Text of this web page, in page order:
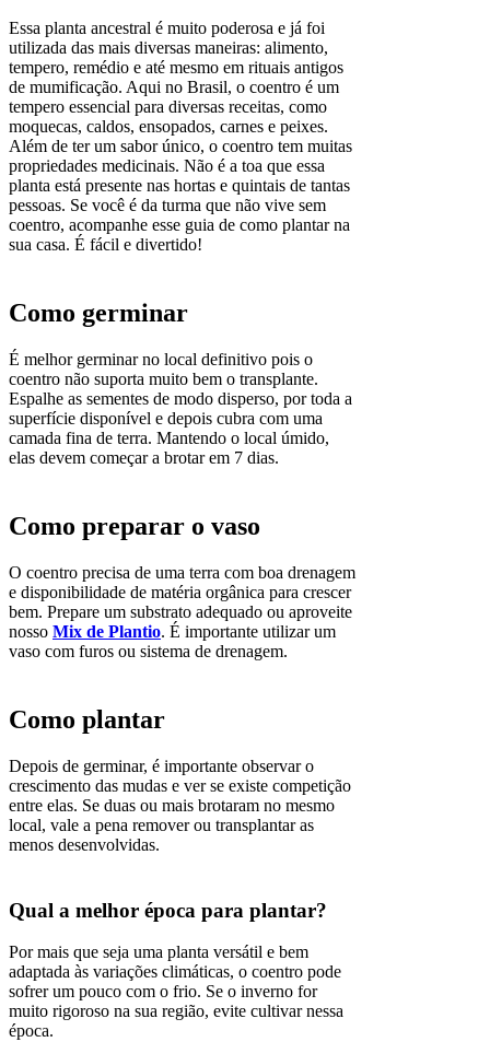
Essa planta ancestral é muito poderosa e já foi
utilizada das mais diversas maneiras: alimento,
tempero, remédio e até mesmo em rituais antigos
de mumificação. Aqui no Brasil, o coentro é um
tempero essencial para diversas receitas, como
moquecas, caldos, ensopados, carnes e peixes.
Além de ter um sabor único, o coentro tem muitas
propriedades medicinais. Não é a toa que essa
planta está presente nas hortas e quintais de tantas
pessoas. Se você é da turma que não vive sem
coentro, acompanhe esse guia de como plantar na
sua casa. É fácil e divertido!
Como germinar
É melhor germinar no local definitivo pois o
coentro não suporta muito bem o transplante.
Espalhe as sementes de modo disperso, por toda a
superfície disponível e depois cubra com uma
camada fina de terra. Mantendo o local úmido,
elas devem começar a brotar em 7 dias.
Como preparar o vaso
O coentro precisa de uma terra com boa drenagem
e disponibilidade de matéria orgânica para crescer
bem. Prepare um substrato adequado ou aproveite
nosso Mix de Plantio. É importante utilizar um
vaso com furos ou sistema de drenagem.
Como plantar
Depois de germinar, é importante observar o
crescimento das mudas e ver se existe competição
entre elas. Se duas ou mais brotaram no mesmo
local, vale a pena remover ou transplantar as
menos desenvolvidas.
Qual a melhor época para plantar?
Por mais que seja uma planta versátil e bem
adaptada às variações climáticas, o coentro pode
sofrer um pouco com o frio. Se o inverno for
muito rigoroso na sua região, evite cultivar nessa
época.